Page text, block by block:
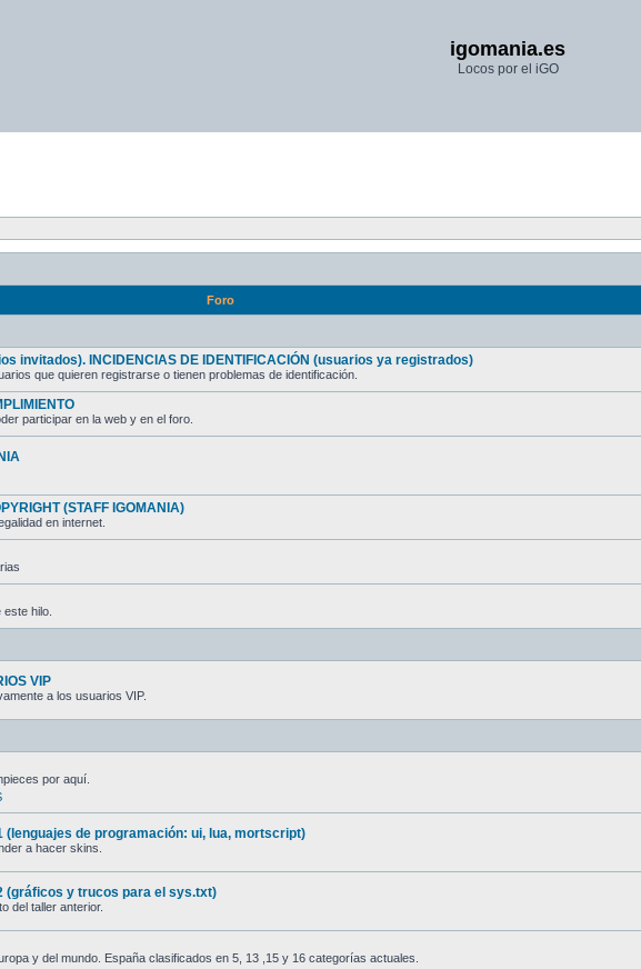
igomania.es
Locos por el iGO
Foro
invitados). INCIDENCIAS DE IDENTIFICACIÓN (usuarios ya registrados)
que quieren registrarse o tienen problemas de identificación.
participar en la web y en el foro.
(STAFF IGOMANIA)
en internet.
hilo.
VIP
a los usuarios VIP.
por aquí.
(lenguajes de programación: ui, lua, mortscript)
a hacer skins.
(gráficos y trucos para el sys.txt)
del taller anterior.
y del mundo. España clasificados en 5, 13 ,15 y 16 categorías actuales.